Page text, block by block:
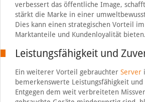
verbessert das öffentliche Image,
stärkt die Marke in einer
Dies kann einen strategischen Vorteil
Marktanteile und Kundenloyalität bieten.
Leistungsfähigkeit und
Ein weiterer Vorteil gebrauchter Server
bemerkenswerte Leistungsfähigkeit und
Entgegen dem weit verbreiteten